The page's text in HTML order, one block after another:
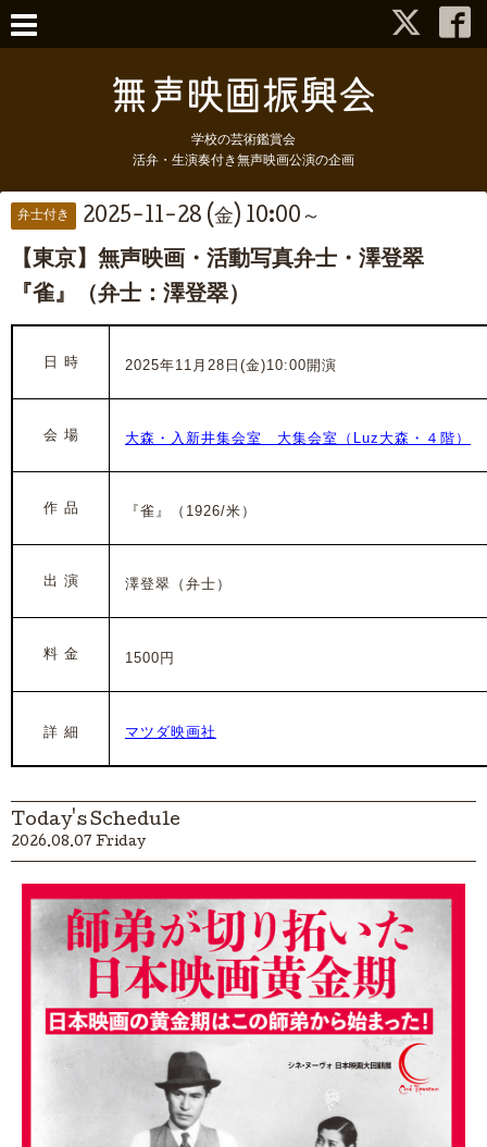
学校の芸術鑑賞会
活弁・生演奏付き無声映画公演の企画
弁士付き 2025-11-28 (金) 10:00～
【東京】無声映画・活動写真弁士・澤登翠
『雀』（弁士：澤登翠）
日 時 2025年11月28日(金)10:00開演
会 場 大森・入新井集会室 大集会室（Luz大森・４階）
作 品 『雀』（1926/米）
出 演 澤登翠（弁士）
料 金 1500円
詳 細 マツダ映画社
Today's Schedule
2026.08.07 Friday